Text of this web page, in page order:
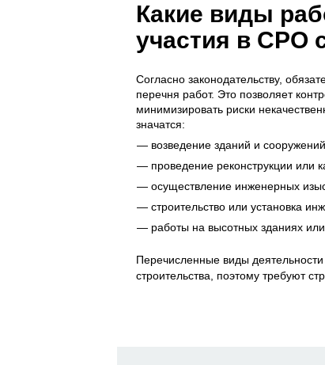
Какие виды
участия в СРО
Согласно законодательству,
перечня работ. Это позволяет
минимизировать риски
значатся:
возведение зданий и
проведение реконструкции или
осуществление инженерных
строительство или установка
работы на высотных зданиях
Перечисленные виды
строительства, поэтому требуют